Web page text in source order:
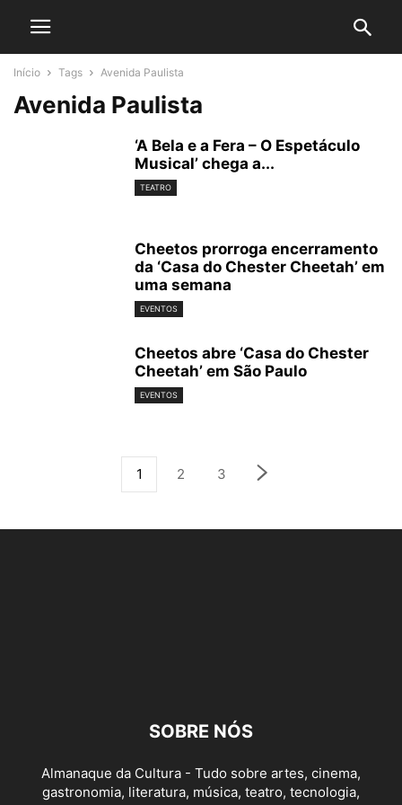
Início Tags Avenida Paulista
Avenida Paulista
‘A Bela e a Fera – O Espetáculo
Musical’ chega a...
TEATRO
Cheetos prorroga encerramento
da ‘Casa do Chester Cheetah’ em
uma semana
EVENTOS
Cheetos abre ‘Casa do Chester
Cheetah’ em São Paulo
EVENTOS
1 2 3
SOBRE NÓS
Almanaque da Cultura - Tudo sobre artes, cinema,
gastronomia, literatura, música, teatro, tecnologia,